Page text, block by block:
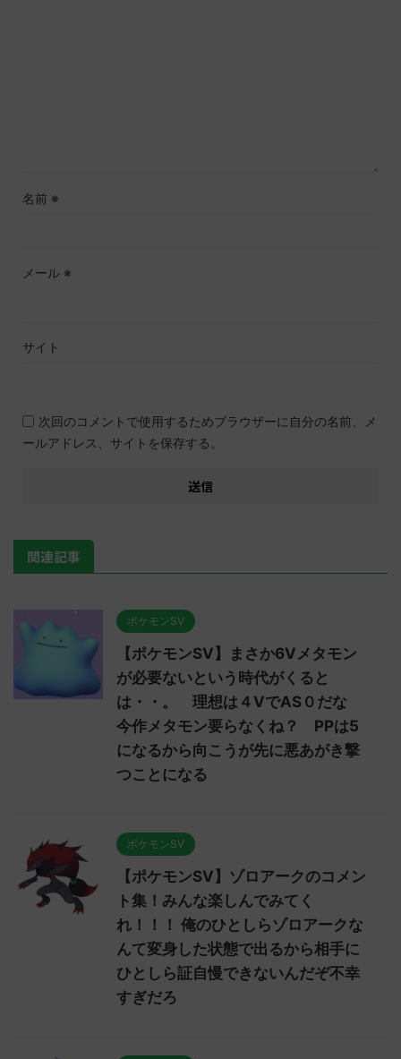
名前 ※
メール ※
サイト
次回のコメントで使用するためブラウザーに自分の名前、メ
ールアドレス、サイトを保存する。
関連記事
ポケモンSV
【ポケモンSV】まさか6Vメタモン
が必要ないという時代がくると
は・・。 理想は４VでAS０だな
今作メタモン要らなくね？ PPは5
になるから向こうが先に悪あがき撃
つことになる
ポケモンSV
【ポケモンSV】ゾロアークのコメン
ト集！みんな楽しんでみてく
れ！！！ 俺のひとしらゾロアークな
んて変身した状態で出るから相手に
ひとしら証自慢できないんだぞ不幸
すぎだろ